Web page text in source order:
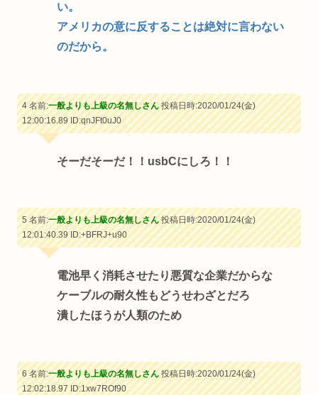
い。
アメリカの意に反することは絶対に言わない
のだから。
4 名前:一般よりも上級の名無しさん投稿日時:2020/01/24(金)
12:00:16.89ID:qnJFt0uJ0
そーだそーだ！！usbCにしろ！！
5 名前:一般よりも上級の名無しさん投稿日時:2020/01/24(金)
12:01:40.39ID:+BFRJ+u90
電池早く消耗させたり悪質な企業だからな
ケーブルの耐久性もどうせわざとだろ
潰したほうが人類のため
6 名前:一般よりも上級の名無しさん投稿日時:2020/01/24(金)
12:02:18.97ID:1xw7ROf90